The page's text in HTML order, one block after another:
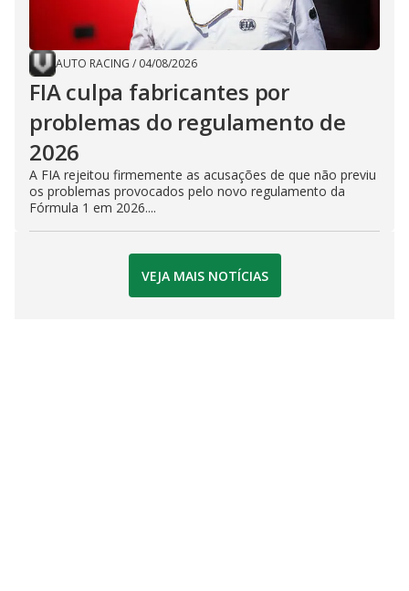
AUTO RACING / 04/08/2026
FIA culpa fabricantes por
problemas do regulamento de
2026
A FIA rejeitou firmemente as acusações de que não previu
os problemas provocados pelo novo regulamento da
Fórmula 1 em 2026....
VEJA MAIS NOTÍCIAS